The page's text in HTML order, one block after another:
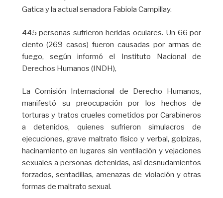
Gatica y la actual senadora Fabiola Campillay.
445 personas sufrieron heridas oculares. Un 66 por
ciento (269 casos) fueron causadas por armas de
fuego, según informó el Instituto Nacional de
Derechos Humanos (INDH),
La Comisión Internacional de Derecho Humanos,
manifestó su preocupación por los hechos de
torturas y tratos crueles cometidos por Carabineros
a detenidos, quienes sufrieron simulacros de
ejecuciones, grave maltrato físico y verbal, golpizas,
hacinamiento en lugares sin ventilación y vejaciones
sexuales a personas detenidas, así desnudamientos
forzados, sentadillas, amenazas de violación y otras
formas de maltrato sexual.